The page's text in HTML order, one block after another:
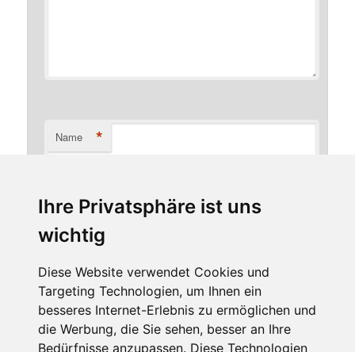
Ihre Privatsphäre ist uns
wichtig
Diese Website verwendet Cookies und
Targeting Technologien, um Ihnen ein
besseres Internet-Erlebnis zu ermöglichen und
die Werbung, die Sie sehen, besser an Ihre
Bedürfnisse anzupassen. Diese Technologien
Name *
E-Mail-Adresse *
Website